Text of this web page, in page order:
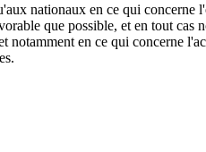
nationaux en ce qui concerne
que possible, et en tout
en ce qui concerne